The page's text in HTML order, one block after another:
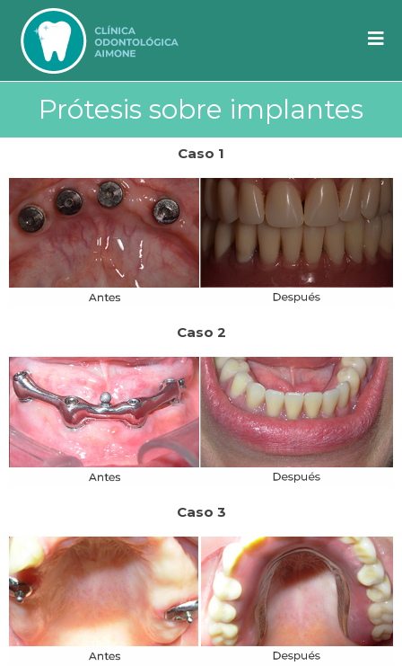
Prótesis sobre implantes
Caso 1
Caso 2
Caso 3